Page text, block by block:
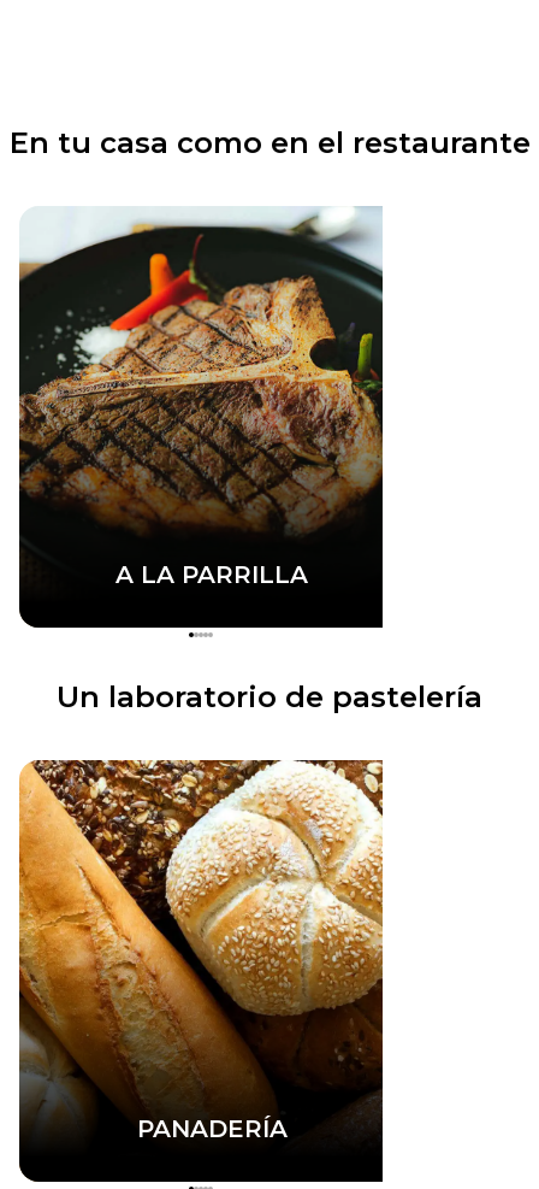
En tu casa como en el restaurante
A LA PARRILLA
Un laboratorio de pastelería
PANADERÍA